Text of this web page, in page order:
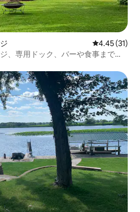
レビュー31
4.45 (31)
、専用ドック、バーや食事まで徒